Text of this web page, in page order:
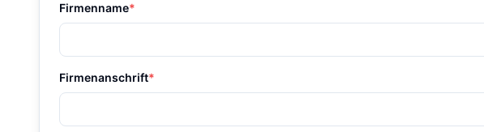
Firmenname*
Firmenanschrift*